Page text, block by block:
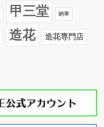
甲三堂 納車
造花 造花専門店